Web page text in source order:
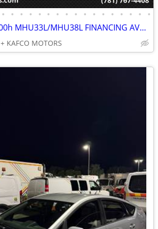
• • • • • • • • • • • • • • • • •
2008 Lexus RX 400h MHU33L/MHU38L FINANCING AVAILABLE!!
+ KAFCO MOTORS